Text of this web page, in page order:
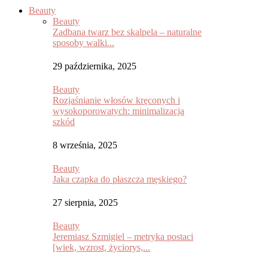
Beauty
Beauty
Zadbana twarz bez skalpela – naturalne
sposoby walki...
29 października, 2025
Beauty
Rozjaśnianie włosów kręconych i
wysokoporowatych: minimalizacja
szkód
8 września, 2025
Beauty
Jaka czapka do płaszcza męskiego?
27 sierpnia, 2025
Beauty
Jeremiasz Szmigiel – metryka postaci
[wiek, wzrost, życiorys,...